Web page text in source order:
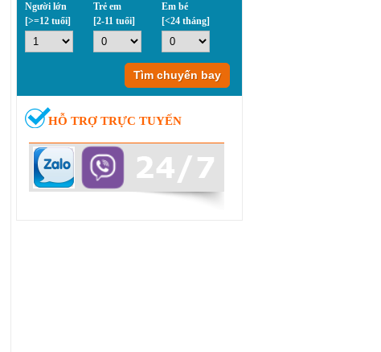
Người lớn
[>=12 tuổi]
Trẻ em
[2-11 tuổi]
Em bé
[<24 tháng]
HỖ TRỢ TRỰC TUYẾN